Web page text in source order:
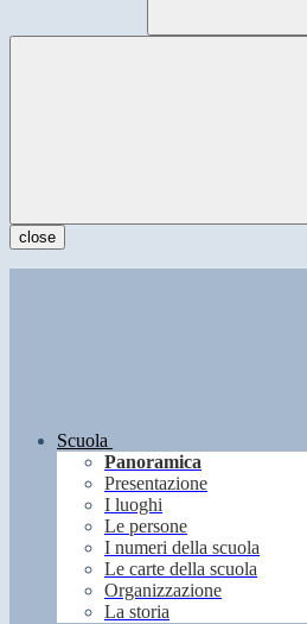
close
Scuola
Panoramica
Presentazione
I luoghi
Le persone
I numeri della scuola
Le carte della scuola
Organizzazione
La storia